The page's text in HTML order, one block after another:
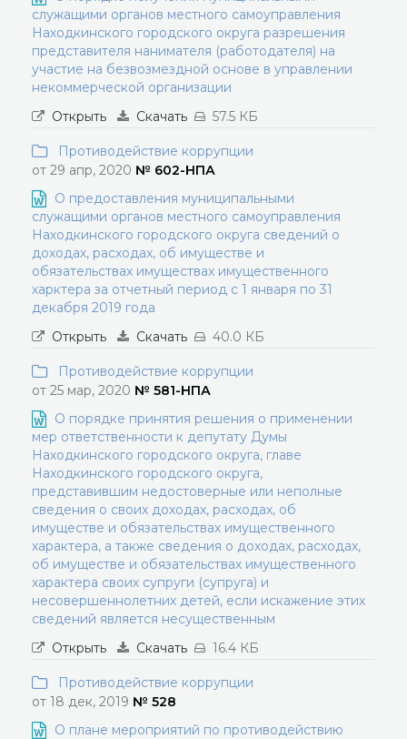
служащими органов местного самоуправления
Находкинского городского округа разрешения
представителя нанимателя (работодателя) на
участие на безвозмездной основе в управлении
некоммерческой организации
Открыть
Скачать 57.5 КБ
Противодействие коррупции
от 29 апр, 2020 № 602-НПА
О предоставления муниципальными
служащими органов местного самоуправления
Находкинского городского округа сведений о
доходах, расходах, об имуществе и
обязательствах имуществах имущественного
харктера за отчетный период с 1 января по 31
декабря 2019 года
Открыть
Скачать 40.0 КБ
Противодействие коррупции
от 25 мар, 2020 № 581-НПА
О порядке принятия решения о применении
мер ответственности к депутату Думы
Находкинского городского округа, главе
Находкинского городского округа,
представившим недостоверные или неполные
сведения о своих доходах, расходах, об
имуществе и обязательствах имущественного
характера, а также сведения о доходах, расходах,
об имуществе и обязательствах имущественного
характера своих супруги (супруга) и
несовершеннолетних детей, если искажение этих
сведений является несущественным
Открыть
Скачать 16.4 КБ
Противодействие коррупции
от 18 дек, 2019 № 528
О плане мероприятий по противодействию